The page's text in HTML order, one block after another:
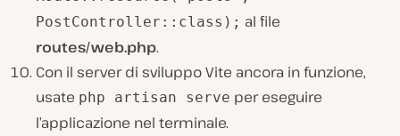
PostController::class); al file
routes/web.php.
Con il server di sviluppo Vite ancora in funzione,
usate php artisan serve per eseguire
l’applicazione nel terminale.